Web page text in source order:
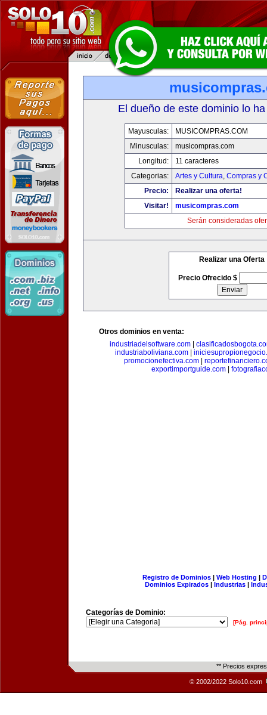
El dueño de este dominio lo
Mayusculas:
MUSICOMPRAS.COM
Minusculas:
musicompras.com
Longitud:
11 caracteres
Categorias:
Artes y Cultura, Compras y
Precio:
Realizar una oferta!
Visitar!
musicompras.com
Serán consideradas
Realizar una Oferta
Precio Ofrecido $
Otros dominios en venta:
industriadelsoftware.com|
industriaboliviana.com|
promocionefectiva.com
exportimportguide.com
Registro de Dominios| Web Hosting |
Dominios Expirados | Industrias |
Categorías de Dominio:
[Pág.
** Precios
© 2002/2022 Solo10.com